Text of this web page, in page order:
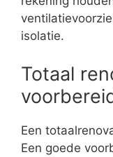
isolatie.
Totaal
Een
Een goede